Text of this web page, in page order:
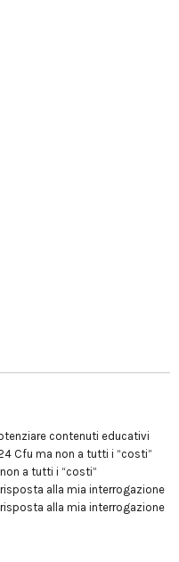
contenuti educativi
Cfu ma non a tutti i “costi”
a tutti i “costi”
alla mia interrogazione
alla mia interrogazione